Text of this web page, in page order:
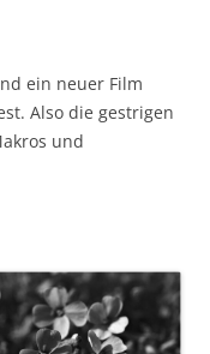
ein neuer Film
Also die gestrigen
und